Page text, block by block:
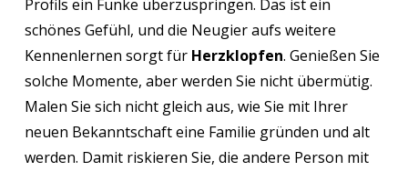
Profils ein Funke überzuspringen. Das ist ein
schönes Gefühl, und die Neugier aufs weitere
Kennenlernen sorgt für Herzklopfen. Genießen Sie
solche Momente, aber werden Sie nicht übermütig.
Malen Sie sich nicht gleich aus, wie Sie mit Ihrer
neuen Bekanntschaft eine Familie gründen und alt
werden. Damit riskieren Sie, die andere Person mit